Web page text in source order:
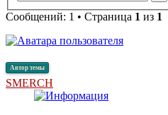
Сообщений: 1 • Страница 1 из 1
Автор темы
SMERCH